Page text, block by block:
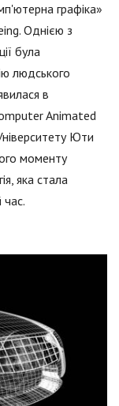
графіка»
Однією з
була
людського
в
Animated
Юти
моменту
яка стала